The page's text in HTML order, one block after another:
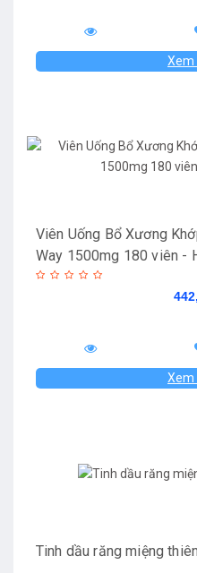
Xem
Viên Uống Bổ Xương
Way 1500mg 180 viên -
Xem
Tinh dầu răng miệng